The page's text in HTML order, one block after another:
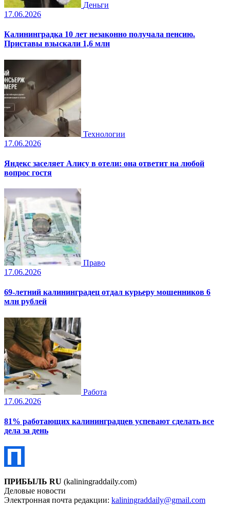
Деньги
17.06.2026
Калининградка 10 лет незаконно получала пенсию.
Приставы взыскали 1,6 млн
Технологии
17.06.2026
Яндекс заселяет Алису в отели: она ответит на любой
вопрос гостя
Право
17.06.2026
69-летний калининградец отдал курьеру мошенников 6
млн рублей
Работа
17.06.2026
81% работающих калининградцев успевают сделать все
дела за день
ПРИБЫЛЬ RU (kaliningraddaily.com)
Деловые новости
Электронная почта редакции: kaliningraddaily@gmail.com